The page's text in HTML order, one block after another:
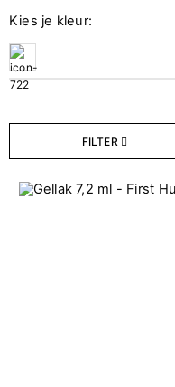
Collectie
Dekking
Dekkend
Kies je kleur:
FILTER